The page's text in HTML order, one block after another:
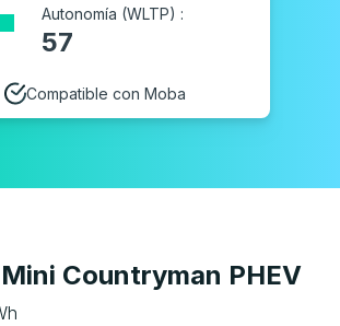
Autonomía (WLTP) :
57
Compatible con Moba
Countryman PHEV